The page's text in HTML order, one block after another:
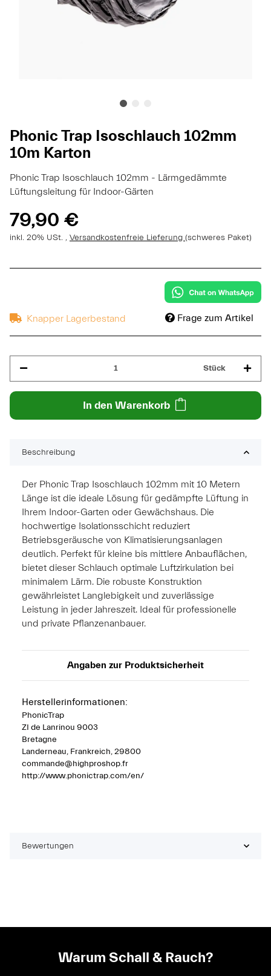
Phonic Trap Isoschlauch 102mm
10m Karton
Phonic Trap Isoschlauch 102mm - Lärmgedämmte
Lüftungsleitung für Indoor-Gärten
79,90 €
inkl. 20% USt. , Versandkostenfreie Lieferung (schweres Paket)
Knapper Lagerbestand Frage zum Artikel
Stück
In den Warenkorb
Beschreibung
Der Phonic Trap Isoschlauch 102mm mit 10 Metern
Länge ist die ideale Lösung für gedämpfte Lüftung in
Ihrem Indoor-Garten oder Gewächshaus. Die
hochwertige Isolationsschicht reduziert
Betriebsgeräusche von Klimatisierungsanlagen
deutlich. Perfekt für kleine bis mittlere Anbauflächen,
bietet dieser Schlauch optimale Luftzirkulation bei
minimalem Lärm. Die robuste Konstruktion
gewährleistet Langlebigkeit und zuverlässige
Leistung in jeder Jahreszeit. Ideal für professionelle
und private Pflanzenanbauer.
Angaben zur Produktsicherheit
Herstellerinformationen:
PhonicTrap
ZI de Lanrinou 9003
Bretagne
Landerneau, Frankreich, 29800
commande@highproshop.fr
http://www.phonictrap.com/en/
Bewertungen
Warum Schall & Rauch?